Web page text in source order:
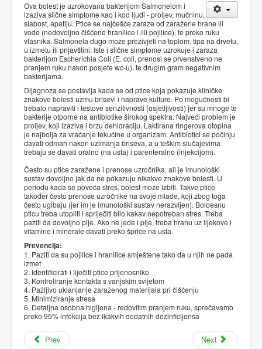
Ova bolest je uzrokovana bakterijom Salmonelom i
izaziva slične simptome kao i kod ljudi - proljev, mučninu,
slabost, apatiju. Ptice se najčešće zaraze od zaražene hrane ili
vode (nedovoljno čišćene hranilice i /ili pojilice), te preko ruku
vlasnika. Salmonela dugo može preživjeti na toplom, tipa na drvetu,
u izmetu ili prljavštini. Iste i slične simptome uzrokuje i zaraza
bakterijom Escherichia Coli (E. coli, prenosi se prvenstveno ne
pranjem ruku nakon posjete wc-u), te drugim gram negativnim
bakterijama.
Dijagnoza se postavlja kada se od ptice koja pokazuje kliničke
znakove bolesti uzmu brisevi i naprave kulture. Po mogućnosti bi
trebalo napraviti i testove senzitivnosti (osjetljivosti) jer su mnoge te
bakterije otporne na antibiotike širokog spektra. Najveći problem je
proljev, koji izaziva i brzu dehidraciju. Laktirana ringerova otopina
je najbolja za vraćanje tekućine u organizam. Antibiotici se počinju
davati odmah nakon uzimanja briseva, a u teškim slučajevima
trebaju se davati oralno (na usta) i parenteralno (injekcijom).
Često su ptice zaražene i prenose uzročnika, ali je imunološki
sustav dovoljno jak da ne pokazuju nikakve znakove bolesti. U
periodu kada se poveća stres, bolest može izbiti. Takve ptice
također često prenose uzročnike na svoje mlade, koji zbog toga
često ugibaju (jer im je imunološki sustav nerazvijen). Boloesnu
pticu treba utopliti i spriječiti bilo kakav nepotreban stres. Treba
paziti da dovoljno pije. Ako ne jede i pije, treba hranu uz lijekove i
vitamine i minerale davati preko šprice na usta.
Prevencija:
1. Paziti da su pojilice i hranilice smještene tako da u njih ne pada
izmet
2. Identificirati i liječiti ptice prijenosnike
3. Kontroliranje kontakta s vanjskim svijetom
4. Pažljivo uklanjanje zaraženog materijala pri čišćenju
5. Minimiziranje stresa
6. Detaljna osobna higijena - redovitim pranjem ruku, sprečavamo
preko 95% infekcija bez ikakvih dodatnih dezinficijensa
Prev Next